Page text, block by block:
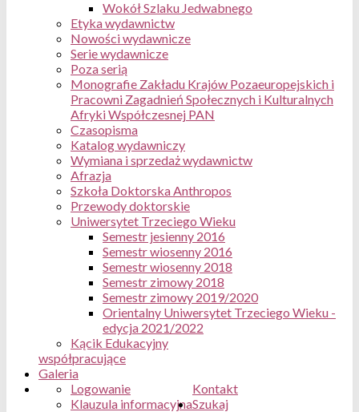
Wokół Szlaku Jedwabnego
Etyka wydawnictw
Nowości wydawnicze
Serie wydawnicze
Poza serią
Monografie Zakładu Krajów Pozaeuropejskich i
Pracowni Zagadnień Społecznych i Kulturalnych
Afryki Współczesnej PAN
Czasopisma
Katalog wydawniczy
Wymiana i sprzedaż wydawnictw
Afrazja
Szkoła Doktorska Anthropos
Przewody doktorskie
Uniwersytet Trzeciego Wieku
Semestr jesienny 2016
Semestr wiosenny 2016
Semestr wiosenny 2018
Semestr zimowy 2018
Semestr zimowy 2019/2020
Orientalny Uniwersytet Trzeciego Wieku -
edycja 2021/2022
Kącik Edukacyjny
współpracujące
Galeria
Kontakt
Logowanie
Klauzula informacyjnaSzukaj